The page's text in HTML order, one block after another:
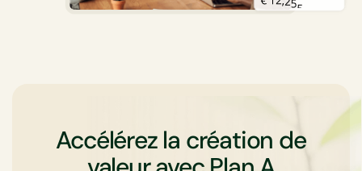
Accélérez la création de